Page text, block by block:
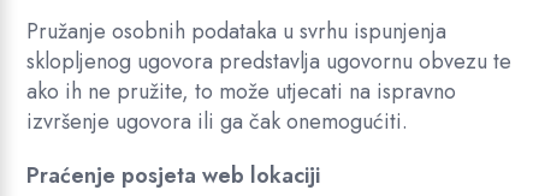
Pružanje osobnih podataka u svrhu ispunjenja
sklopljenog ugovora predstavlja ugovornu obvezu te
ako ih ne pružite, to može utjecati na ispravno
izvršenje ugovora ili ga čak onemogućiti.
Praćenje posjeta web lokaciji